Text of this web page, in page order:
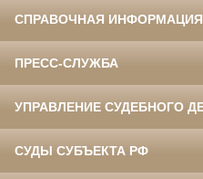
СПРАВОЧНАЯ ИНФОРМАЦИЯ
ПРЕСС-СЛУЖБА
УПРАВЛЕНИЕ СУДЕБНОГО
СУДЫ СУБЪЕКТА РФ